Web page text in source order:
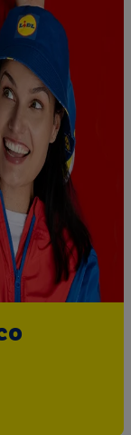
przetwarzane
zachowań
jednemu z
jako
na
o dane z
dotyczących
w usługach
płci - a także
przez
docelowych
w celu
grup